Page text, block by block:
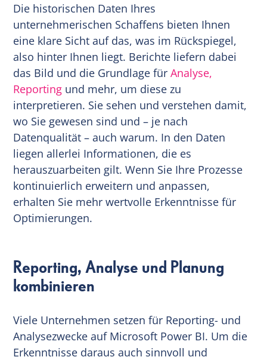
Die historischen Daten Ihres
unternehmerischen Schaffens bieten Ihnen
eine klare Sicht auf das, was im Rückspiegel,
also hinter Ihnen liegt. Berichte liefern dabei
das Bild und die Grundlage fürAnalyse,
Reporting und mehr, um diese zu
interpretieren. Sie sehen und verstehen damit,
wo Sie gewesen sind und – je nach
Datenqualität – auch warum. In den Daten
liegen allerlei Informationen, die es
herauszuarbeiten gilt. Wenn Sie Ihre Prozesse
kontinuierlich erweitern und anpassen,
erhalten Sie mehr wertvolle Erkenntnisse für
Optimierungen.
Reporting, Analyse und Planung
kombinieren
Viele Unternehmen setzen für Reporting- und
Analysezwecke auf Microsoft Power BI. Um die
Erkenntnisse daraus auch sinnvoll und